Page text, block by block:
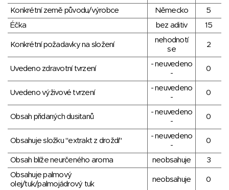
Konkrétní země původu/výrobce
Německo
5
Éčka
bez aditiv 15
Konkrétní požadavky na složení
nehodnotí
se
2
Uvedeno zdravotní tvrzení
- neuvedeno
-
0
Uvedeno výživové tvrzení
- neuvedeno
-
0
Obsah přidaných dusitanů
- neuvedeno
-
0
Obsahuje složku "extrakt z droždí"
- neuvedeno
-
0
Obsah blíže neurčeného aroma neobsahuje
3
Obsahuje palmový
olej/tuk/palmojádrový tuk
neobsahuje 0